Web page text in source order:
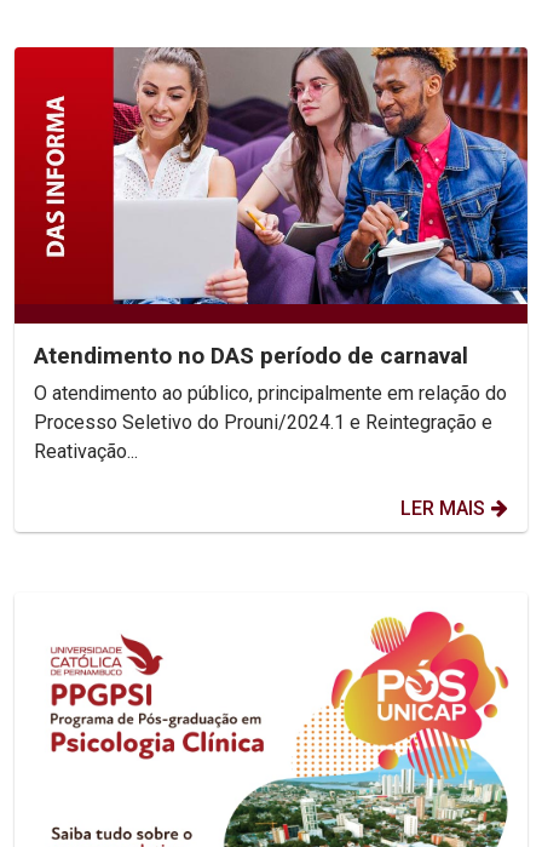
Atendimento no DAS período de carnaval
O atendimento ao público, principalmente em relação do
Processo Seletivo do Prouni/2024.1 e Reintegração e
Reativação...
LER MAIS